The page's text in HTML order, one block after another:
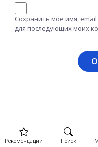
Сохранить моё имя,
для последующих моих
Рекомендации Поиск